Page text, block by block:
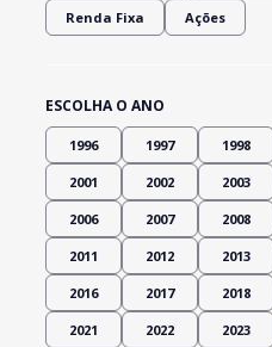
Renda Fixa Ações
ESCOLHA O ANO
1996 1997 1998
2001 2002 2003
2006 2007 2008
2011 2012 2013
2016 2017 2018
2021 2022 2023